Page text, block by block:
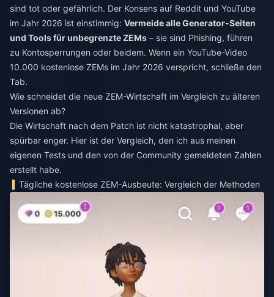
sind tot oder gefährlich. Der Konsens auf Reddit und YouTube
im Jahr 2026 ist einstimmig: Vermeide alle Generator-Seiten
und Tools für unbegrenzte ZEMs – sie sind Phishing, führen
zu Kontosperrungen oder beidem. Wenn ein YouTube-Video
10.000 kostenlose ZEMs im Jahr 2026 verspricht, schließe den
Tab.
Wie schneidet die neue ZEM-Wirtschaft im Vergleich zu älteren
Versionen ab?
Die Wirtschaft nach dem Patch ist nicht katastrophal, aber
spürbar enger. Hier ist der Vergleich, den ich aus meinen
eigenen Tests und den von der Community gemeldeten Zahlen
erstellt habe.
Tägliche kostenlose ZEM-Ausbeute: Vergleich der Methoden